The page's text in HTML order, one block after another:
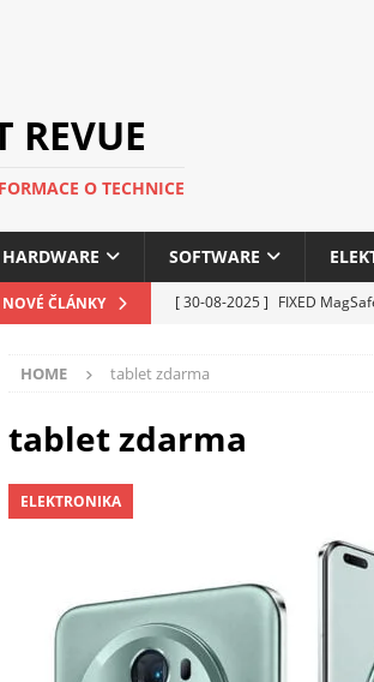
REVUE
O TECHNICE
HARDWARE SOFTWARE
NOVÉ ČLÁNKY [ 30-08-2025 ] FIXED
[ 14-05-2025 ]
Domácí pec
pizzerii
OSTATNÍ
[ 06-05-2025 ]
Blockchain
SOFTWARE
HOME tablet zdarma
tablet zdarma
ELEKTRONIKA